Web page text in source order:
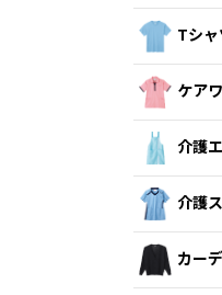
Tシ
ケア
介護
介護
カー